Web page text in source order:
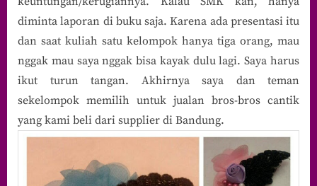
diminta laporan di buku saja. Karena ada presentasi itu
dan saat kuliah satu kelompok hanya tiga orang, mau
nggak mau saya nggak bisa kayak dulu lagi. Saya harus
ikut turun tangan. Akhirnya saya dan teman
sekelompok memilih untuk jualan bros-bros cantik
yang kami beli dari supplier di Bandung.